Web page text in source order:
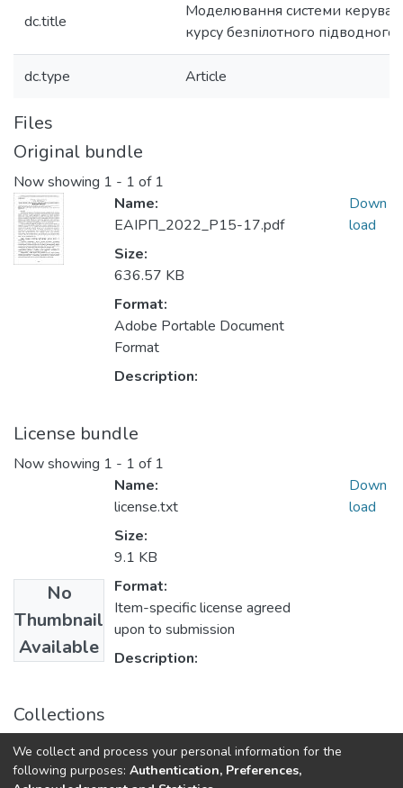
dc.title
Моделювання системи
курсу безпілотного підводного
dc.type Article
Files
Original bundle
Now showing 1 - 1 of 1
Name:
ЕАІРП_2022_P15-17.pdf
Size:
636.57 KB
Format:
Adobe Portable Document
Format
Description:
Down
load
License bundle
Now showing 1 - 1 of 1
No
Thumbnail
Available
Name:
license.txt
Size:
9.1 KB
Format:
Item-specific license agreed
upon to submission
Description:
Down
load
Collections
Ефективність та автоматизація інженерних рішень у
приладобудуванні (18 ; 2022 ; Київ)
We collect and process your personal information for the
following purposes: Authentication, Preferences,